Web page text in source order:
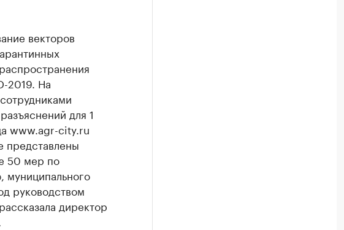
векторов
2019. На
для 1
www.agr-city.ru
представлены
50 мер по
муниципального
руководством
директор